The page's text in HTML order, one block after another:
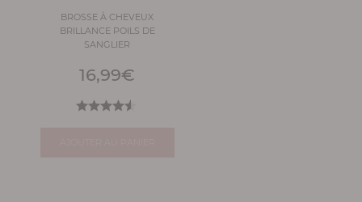
BROSSE À CHEVEUX
BRILLANCE POILS DE
SANGLIER
16,99€